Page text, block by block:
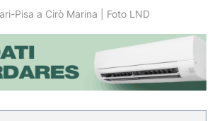
Pisa a Cirò Marina | Foto LND